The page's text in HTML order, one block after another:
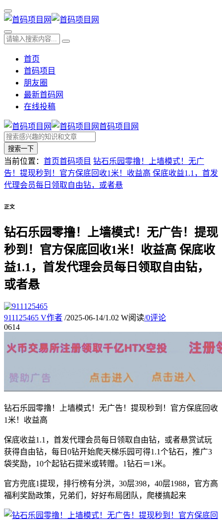
首页
首码项目
朋友圈
最新首码网
在线投稿
首码项目网
搜索一下
当前位置： 首页首码项目 钻石乐园零撸！上墙模式！无广
告！提现秒到！官方保底回收1米！收益高 保底收益1.1，首发
代理会员每日领取自由钻，或者悬
正文
钻石乐园零撸！上墙模式！无广告！提现
秒到！官方保底回收1米！收益高 保底收
益1.1，首发代理会员每日领取自由钻，
或者悬
911125465 V作者 /2025-06-14/1.02 W阅读/0评论
0614
钻石乐园零撸！上墙模式！无广告！提现秒到！官方保底回收
1米！收益高
保底收益1.1，首发代理会员每日领取自由钻，或者悬赏试玩
获得自由钻，每日0钻开始爬天梯乐园可得1.1个钻石，推广3
袋奖励，10个起钻石提米或转赠。1钻石＝1米。
官方兜底1提现，排行榜有分洪，30层398，40层1988，官方高
福利奖励政策，兄弟们，好好布局团队，爬楼搞起来